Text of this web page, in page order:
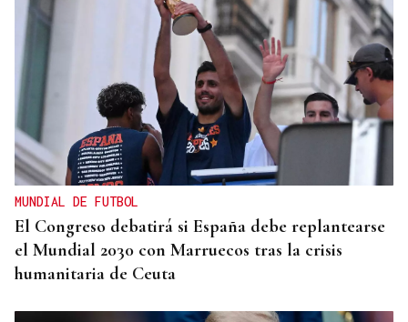
MUNDIAL DE FUTBOL
El Congreso debatirá si España debe replantearse
el Mundial 2030 con Marruecos tras la crisis
humanitaria de Ceuta